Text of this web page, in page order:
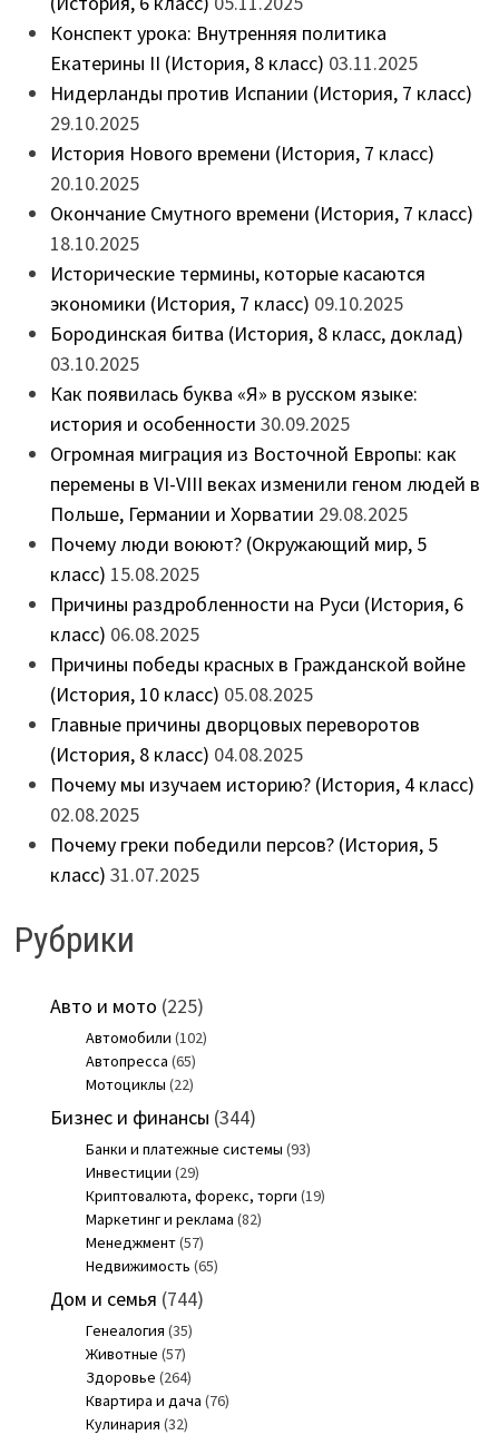
Конспект урока: Внутренняя политика
Екатерины II (История, 8 класс) 03.11.2025
Нидерланды против Испании (История, 7 класс)
29.10.2025
История Нового времени (История, 7 класс)
20.10.2025
Окончание Смутного времени (История, 7 класс)
18.10.2025
Исторические термины, которые касаются
экономики (История, 7 класс) 09.10.2025
Бородинская битва (История, 8 класс, доклад)
03.10.2025
Как появилась буква «Я» в русском языке:
история и особенности 30.09.2025
Огромная миграция из Восточной Европы: как
перемены в VI-VIII веках изменили геном людей в
Польше, Германии и Хорватии 29.08.2025
Почему люди воюют? (Окружающий мир, 5
класс) 15.08.2025
Причины раздробленности на Руси (История, 6
класс) 06.08.2025
Причины победы красных в Гражданской войне
(История, 10 класс) 05.08.2025
Главные причины дворцовых переворотов
(История, 8 класс) 04.08.2025
Почему мы изучаем историю? (История, 4 класс)
02.08.2025
Почему греки победили персов? (История, 5
класс) 31.07.2025
Рубрики
Авто и мото (225)
Автомобили (102)
Автопресса (65)
Мотоциклы (22)
Бизнес и финансы (344)
Банки и платежные системы (93)
Инвестиции (29)
Криптовалюта, форекс, торги (19)
Маркетинг и реклама (82)
Менеджмент(57)
Недвижимость (65)
Дом и семья (744)
Генеалогия (35)
Животные (57)
Здоровье (264)
Квартира и дача (76)
Кулинария (32)